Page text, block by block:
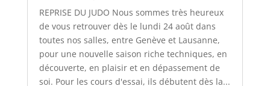
REPRISE DU JUDO Nous sommes très heureux
de vous retrouver dès le lundi 24 août dans
toutes nos salles, entre Genève et Lausanne,
pour une nouvelle saison riche techniques, en
découverte, en plaisir et en dépassement de
soi. Pour les cours d'essai, ils débutent dès la...